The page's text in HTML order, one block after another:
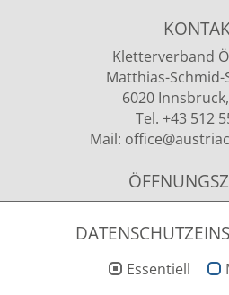
Kletterverband
Matthias-Schmid-
6020
Tel. +43 512
Mail: office
09.00 - 12.00 Uhr &
NEWSLETTER
Essentiell